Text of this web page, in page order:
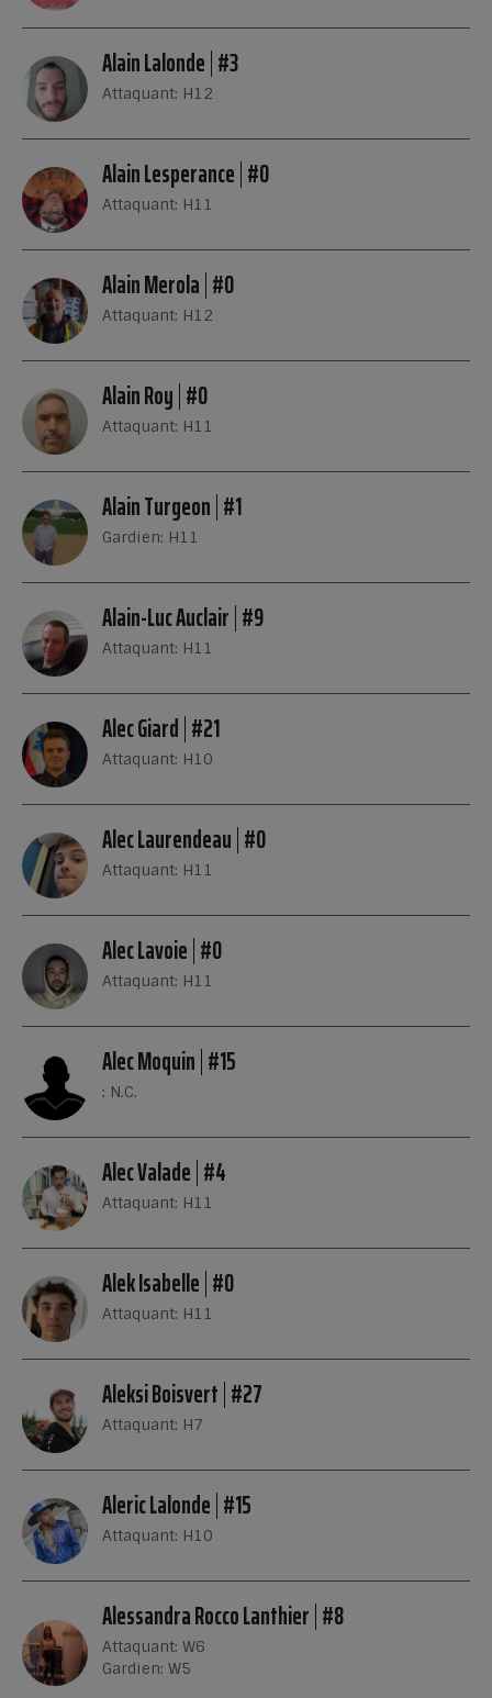
Alain Lalonde #3
Attaquant: H12
Alain Lesperance #0
Attaquant: H11
Alain Merola #0
Attaquant: H12
Alain Roy #0
Attaquant: H11
Alain Turgeon #1
Gardien: H11
Alain-Luc Auclair #9
Attaquant: H11
Alec Giard #21
Attaquant: H10
Alec Laurendeau #0
Attaquant: H11
Alec Lavoie #0
Attaquant: H11
Alec Moquin #15
: N.C.
Alec Valade #4
Attaquant: H11
Alek Isabelle #0
Attaquant: H11
Aleksi Boisvert #27
Attaquant: H7
Aleric Lalonde #15
Attaquant: H10
Alessandra Rocco Lanthier #8
Attaquant: W6
Gardien: W5